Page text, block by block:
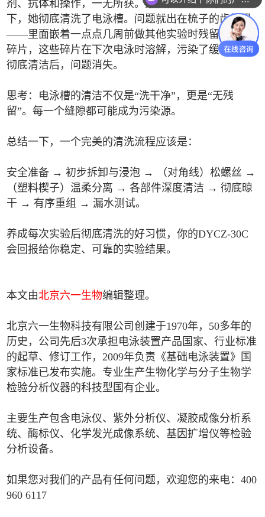
剂、抗体和操作，一无所获。最后，在师弟的提醒
下，她彻底清洗了电泳槽。问题就出在梳子的齿缝里
——里面嵌着一点点几周前做其他实验时残留的凝胶
碎片，这些碎片在下次电泳时溶解，污染了缓冲液。
彻底清洁后，问题消失。
思考：电泳槽的清洁不仅是“洗干净”，更是“无残
留”。每一个缝隙都可能成为污染源。
总结一下，一个完美的清洗流程应该是：
安全准备 → 初步拆卸与浸泡 → （对角线）松螺丝 →
（塑料楔子）温柔分离 → 各部件深度清洁 → 彻底晾
干 → 有序重组 → 漏水测试。
养成每次实验后彻底清洗的好习惯，你的DYCZ-30C
会回报给你稳定、可靠的实验结果。
本文由北京六一生物编辑整理。
北京六一生物科技有限公司创建于1970年，50多年的
历史，公司先后3次承担电泳装置产品国家、行业标准
的起草、修订工作，2009年负责《基础电泳装置》国
家标准已发布实施。专业生产生物化学与分子生物学
检验分析仪器的科技型国有企业。
主要生产包含电泳仪、紫外分析仪、凝胶成像分析系
统、酶标仪、化学发光成像系统、基因扩增仪等检验
分析设备。
如果您对我们的产品有任何问题，欢迎您的来电：400
960 6117